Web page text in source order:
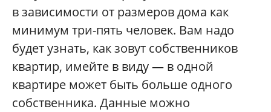
в зависимости от размеров дома как
минимум три-пять человек. Вам надо
будет узнать, как зовут собственников
квартир, имейте в виду — в одной
квартире может быть больше одного
собственника. Данные можно